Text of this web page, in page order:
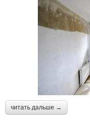
читать дальше →